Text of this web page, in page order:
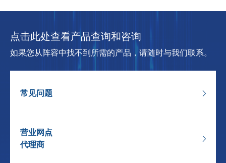
点击此处查看产品查询和咨询
如果您从阵容中找不到所需的产品，请随时与我们联系。
常见问题
营业网点
代理商